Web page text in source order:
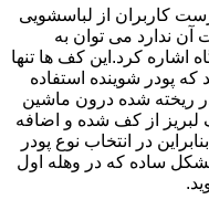
کاربران از لباسشویی
ندارد می توان به
کرد.این کف ها تنها
پودر شوینده استفاده
ریخته شده درون ماشین
لبریز از کف شده و اضافه
در انتخاب نوع پودر
ساده که در وهله اول